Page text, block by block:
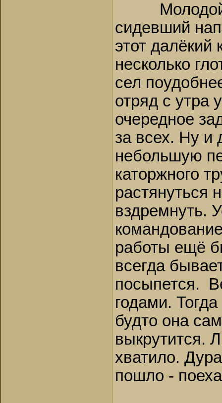
Молодой
сидевший
этот далёкий
несколько
сел
отряд с утра
очередное
за всех. Ну и
небольшую
каторжного
растянуться
вздремнуть.
работы ещё
всегда
посыпется.
годами.
будто она
выкрутится.
хватило.
пошло -